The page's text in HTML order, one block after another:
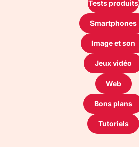
Tests produits
Smartphones
Image et son
Jeux vidéo
Web
Bons plans
Tutoriels